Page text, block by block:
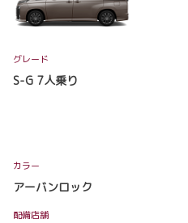
グレード
S-G 7人乗り
カラー
アーバンロック
配備店舗